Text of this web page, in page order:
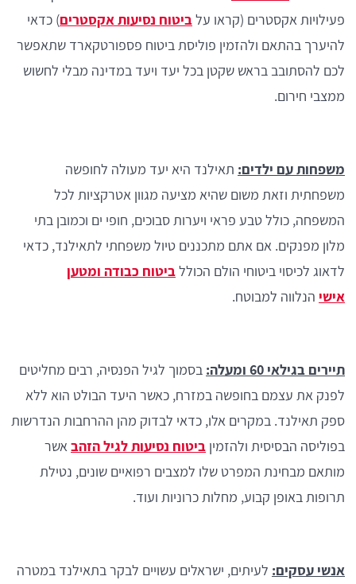
פעילויות אקסטרים (קראו עלביטוח נסיעות אקסטרים) כדאי
להיערך בהתאם ולהזמין פוליסת ביטוח פספורטקארד שתאפשר
לכם להסתובב בראש שקטן בכל יעד ויעד במדינה מבלי לחשוש
ממצבי חירום.
משפחות עם ילדים: תאילנד היא יעד מעולה לחופשה
משפחתית וזאת משום שהיא מציעה מגוון אטרקציות לכל
המשפחה, כולל טבע פראי ויערות סבוכים, חופי ים וכמובן בתי
מלון מפנקים. אם אתם מתכננים טיול משפחתי לתאילנד, כדאי
לדאוג לכיסוי ביטוחי הולם הכוללביטוח כבודה ומטען
אישי הנלווה למבוטח.
תיירים בגילאי 60 ומעלה:
בסמוך לגיל הפנסיה, רבים מחליטים
לפנק את עצמם בחופשה במזרח, כאשר היעד הבולט הוא ללא
ספק תאילנד. במקרים אלו, כדאי לבדוק מהן ההרחבות הנדרשות
בפוליסה הבסיסית ולהזמין ביטוח נסיעות לגיל הזהבאשר
מותאם מבחינת המפרט שלו למצבים רפואיים שונים, נטילת
תרופות באופן קבוע, מחלות כרוניות ועוד.
אנשי עסקים: לעיתים, ישראלים עשויים לבקר בתאילנד במטרה